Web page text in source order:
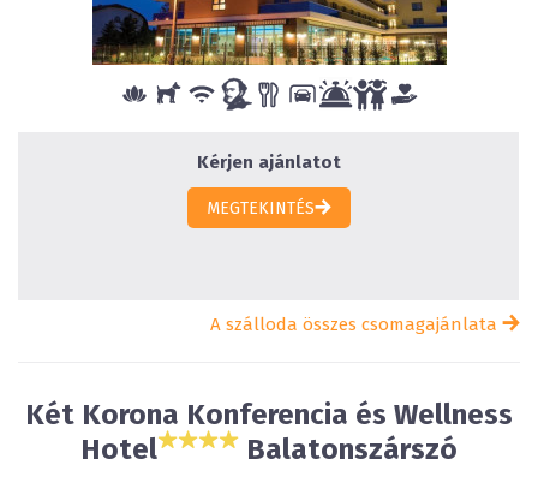
Kérjen ajánlatot
MEGTEKINTÉS
A szálloda összes csomagajánlata
Két Korona Konferencia és Wellness
Hotel
Balatonszárszó